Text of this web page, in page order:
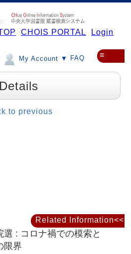
CHOIS PORTAL Login
My Account ▼ FAQ ≡
to previous
選 : コロナ禍での模索と
限界
Related Information<<